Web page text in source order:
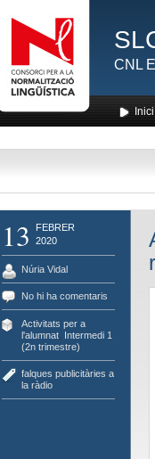
CNL
Inici
13
FEBRER
2020
Núria Vidal
No hi ha comentaris
Activitats per a
l'alumnat, Intermedi 1
(2n trimestre)
falques publicitàries a
la ràdio